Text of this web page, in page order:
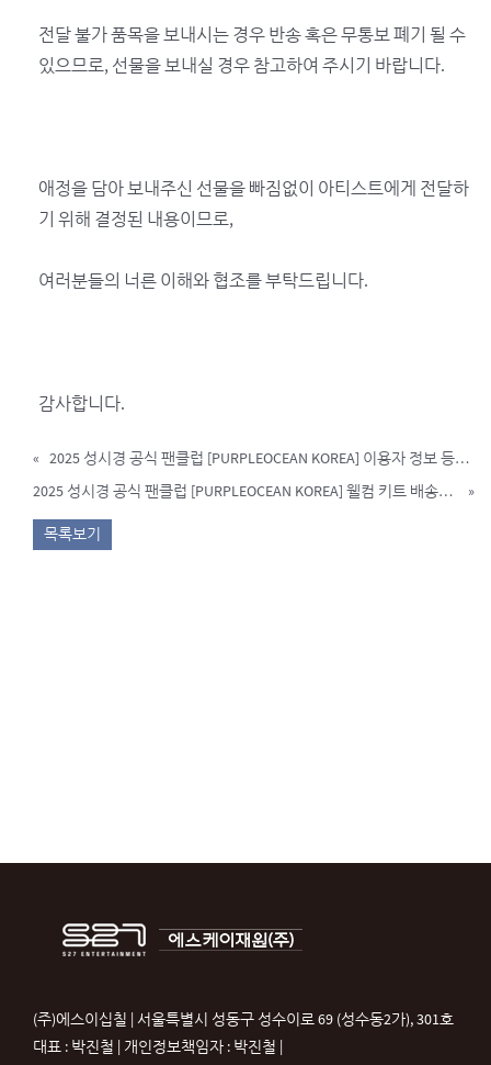
전달 불가 품목을 보내시는 경우 반송 혹은 무통보 폐기 될 수
있으므로, 선물을 보내실 경우 참고하여 주시기 바랍니다.
애정을 담아 보내주신 선물을 빠짐없이 아티스트에게 전달하
기 위해 결정된 내용이므로,
여러분들의 너른 이해와 협조를 부탁드립니다.
감사합니다.
«
2025 성시경 공식 팬클럽 [PURPLEOCEAN KOREA] 이용자 정보 등록 안내
2025 성시경 공식 팬클럽 [PURPLEOCEAN KOREA] 웰컴 키트 배송지 정보 수정 및 배송 안내
»
목록보기
(주)에스이십칠 | 서울특별시 성동구 성수이로 69 (성수동2가), 301호
대표 : 박진철 | 개인정보책임자 : 박진철 |